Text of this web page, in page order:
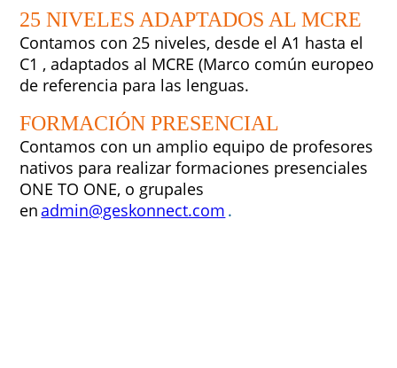
25 NIVELES ADAPTADOS AL MCRE
Contamos con 25 niveles, desde el A1 hasta el
C1 , adaptados al MCRE (Marco común europeo
de referencia para las lenguas.
FORMACIÓN PRESENCIAL
Contamos con un amplio equipo de profesores
nativos para realizar formaciones presenciales
ONE TO ONE, o grupales
enadmin@geskonnect.com .